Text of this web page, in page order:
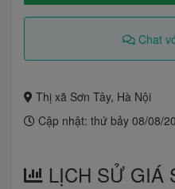
Chat
Thị xã Sơn Tây, Hà Nội
Cập nhật: thứ bảy 08/08/
LỊCH SỬ GIÁ